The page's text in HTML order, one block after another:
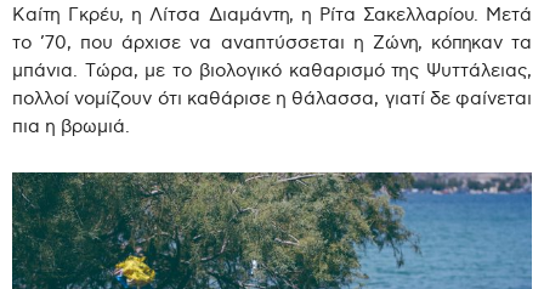
Καίτη Γκρέυ, η Λίτσα Διαμάντη, η Ρίτα Σακελλαρίου. Μετά
το ’70, που άρχισε να αναπτύσσεται η Ζώνη, κόπηκαν τα
μπάνια. Τώρα, με το βιολογικό καθαρισμό της Ψυττάλειας,
πολλοί νομίζουν ότι καθάρισε η θάλασσα, γιατί δε φαίνεται
πια η βρωμιά.